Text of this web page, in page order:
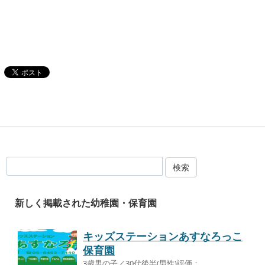
検索
新しく掲載された幼稚園・保育園
キッズステーションあすなろっこ
保育園